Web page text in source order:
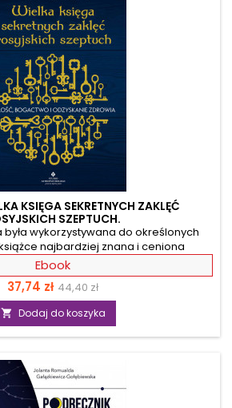
KSIĘGA SEKRETNYCH ZAKLĘĆ
SZEPTUCH.
wykorzystywana do określonych
najbardziej znana i ceniona
Stepanova, dzieli się swoją
i opisuje wiele rytuałów, które
czy zamawianiem wody. To
mądrości, magiczna książka, która
zwykłą wodę w potężne narzędzie do
pozbywania się lęków oraz
ukoisz nerwy i...
Ebook
Cena
37,74 zł Cena
podstawowa
44,40 zł
 Dodaj do koszyka